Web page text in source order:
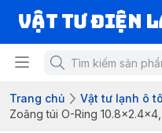
VẬT TƯ ĐIỆN
Trang chủ Vật tư lạnh ô tô
Zoăng túi O-Ring